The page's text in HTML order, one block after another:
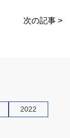
a
次の記事 >
2022